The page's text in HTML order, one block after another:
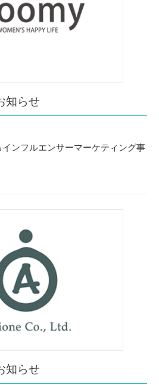
知らせ
ンフルエンサーマーケティング事
知らせ